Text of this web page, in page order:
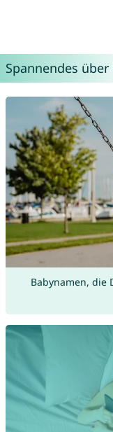
Spannendes
Babynamen, die